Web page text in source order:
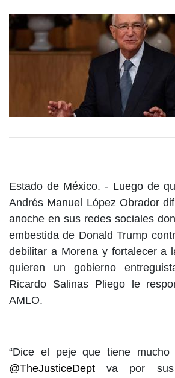
Estado de México. - Luego de
Andrés Manuel López Obrador
anoche en sus redes sociales
embestida de Donald Trump
debilitar a Morena y fortalecer a
quieren un gobierno
Ricardo Salinas Pliego le
AMLO.
“Dice el peje que tiene mucho
@TheJusticeDept va por